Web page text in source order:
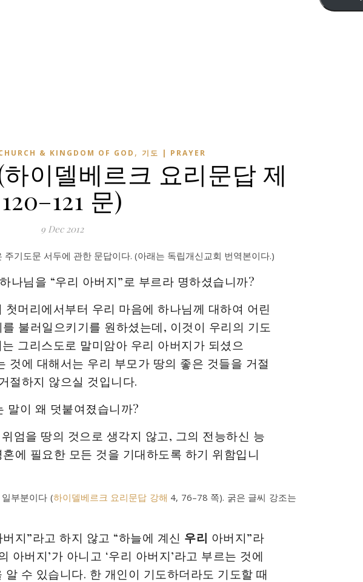
& KINGDOM OF GOD , 기도 | PRAYER
이델베르크 요리문답 제
120–121 문)
9 Dec 2012
기도문 서두에 관한 문답이다. (아래는 독립개신교회 번역본이다.)
나님을 “우리 아버지”로 부르라 명하셨습니까?
첫머리에서부터 우리 마음에 하나님께 대하여 어린
불러일으키기를 원하셨는데, 이것이 우리의 기도
그리스도로 말미암아 우리 아버지가 되셨으
것에 대해서는 우리 부모가 땅의 좋은 것들을 거절
절하지 않으실 것입니다.
말이 왜 덧붙여졌습니까?
엄을 땅의 것으로 생각지 않고, 그의 전능하신 능
에 필요한 모든 것을 기대하도록 하기 위함입니
부분이다 (하이델베르크 요리문답 강해 4, 76–78 쪽). 굵은 글씨 강조는
지”라고 하지 않고 “하늘에 계신 우리 아버지”라
아버지’가 아니고 ‘우리 아버지’라고 부르는 것에
알 수 있습니다. 한 개인이 기도하더라도 기도할 때